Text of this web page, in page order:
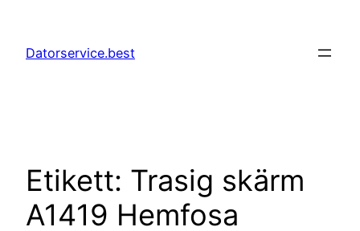
innehåll
Datorservice.best
Etikett: Trasig skärm
A1419 Hemfosa